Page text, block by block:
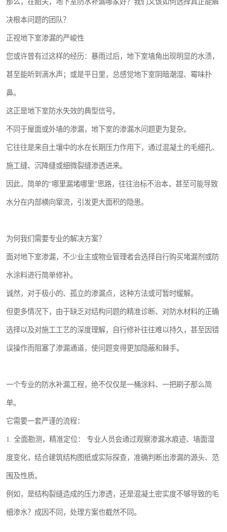
决根本问题的团队？
正视地下室渗漏的严峻性
您或许曾有过这样的经历：暴雨过后，地下室墙角出现明显的水渍，
甚至能听到滴水声；或是平日里，总感觉地下室阴暗潮湿、霉味扑
鼻。
这正是地下室防水失效的典型信号。
不同于屋面或外墙的渗漏，地下室的渗漏水问题更为复杂。
它往往是来自土壤中的水在长期压力作用下，通过混凝土的毛细孔、
施工缝、沉降缝或细微裂缝渗透进来。
因此，简单的“哪里漏堵哪里”思路，往往治标不治本，甚至可能导致
水分在内部横向窜流，引发更大面积的隐患。
为何我们需要专业的解决方案？
面对地下室渗漏，不少业主或物业管理者会选择自行购买堵漏剂或防
水涂料进行简单修补。
诚然，对于极小的、孤立的渗漏点，这种方法或可暂时缓解。
但更多情况下，由于缺乏对结构问题的精准诊断、对防水材料的正确
选择以及对施工工艺的深度理解，自行修补往往难以持久，甚至因错
误操作而阻塞了渗漏通道，使问题变得更加隐蔽和棘手。
一个专业的防水补漏工程，绝不仅仅是一桶涂料、一把刷子那么简
单。
它需要一套严谨的流程：
1. 全面勘测，精准定位： 专业人员会通过观察渗漏水痕迹、墙面湿
度变化，结合建筑结构图纸或实际探查，准确判断出渗漏的源头、范
围及性质。
例如，是结构裂缝造成的压力渗透，还是混凝土密实度不够导致的毛
细渗水？成因不同，处理方案也截然不同。